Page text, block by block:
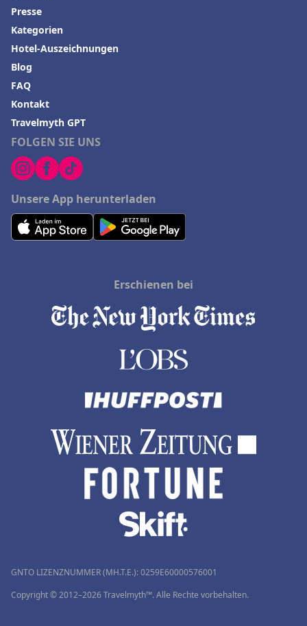
FOLGEN SIE UNS
Unsere App herunterladen
Presse
Kategorien
Hotel-Auszeichnungen
Blog
FAQ
Kontakt
Travelmyth GPT
Erschienen bei
GNTO LIZENZNUMMER (MH.T.E.): 0259Ε60000576001
Copyright © 2012–2026 Travelmyth™. Alle Rechte vorbehalten.